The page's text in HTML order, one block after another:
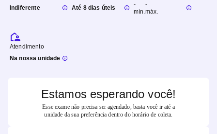
Indiferente
Até 8 dias úteis
-
mín.
-
máx.
Atendimento
Na nossa unidade
Estamos esperando você!
Esse exame não precisa ser agendado, basta você ir até a
unidade da sua preferência dentro do horário de coleta.